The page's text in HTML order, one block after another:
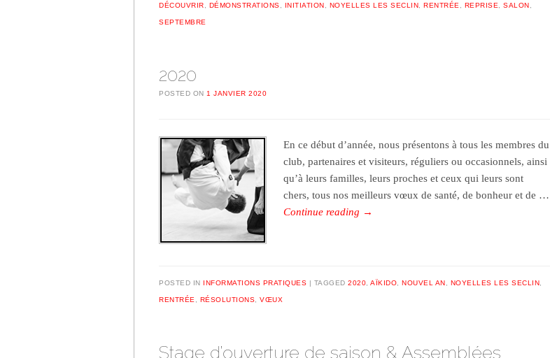
DÉCOUVRIR, DÉMONSTRATIONS, INITIATION , NOYELLES LES SECLIN, RENTRÉE, REPRISE, SALON ,
SEPTEMBRE
2020
POSTED ON 1 JANVIER 2020
En ce début d’année, nous présentons à tous les membres du
club, partenaires et visiteurs, réguliers ou occasionnels, ainsi
qu’à leurs familles, leurs proches et ceux qui leurs sont
chers, tous nos meilleurs vœux de santé, de bonheur et de …
Continue reading →
POSTED IN INFORMATIONS PRATIQUES TAGGED 2020, AÏKIDO, NOUVEL AN, NOYELLES LES SECLIN,
RENTRÉE, RÉSOLUTIONS, VŒUX
Stage d’ouverture de saison & Assemblées